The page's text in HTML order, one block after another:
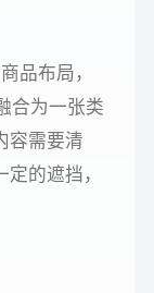
品布局，
合为一张类
容需要清
的遮挡，